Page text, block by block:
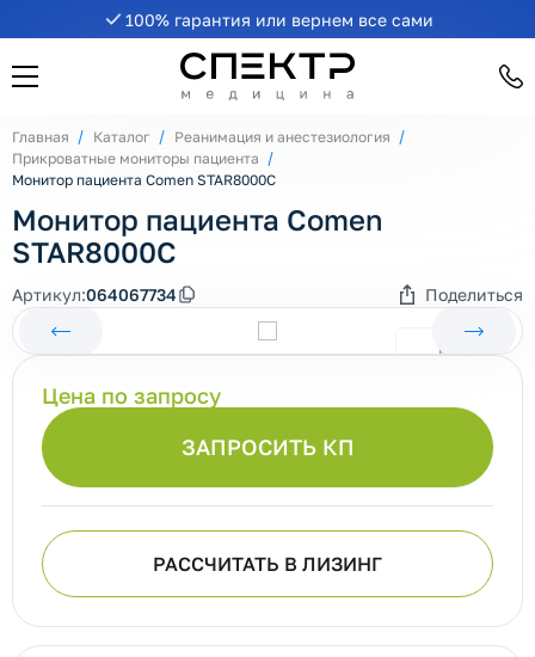
100% гарантия или вернем все сами
Главная Каталог
Реанимация и анестезиология
Прикроватные мониторы пациента
Монитор пациента Comen STAR8000C
Монитор пациента Comen
STAR8000C
Артикул:064067734 Поделиться
ЗАПРОСИТЬ КП
Цена по запросу
РАССЧИТАТЬ В ЛИЗИНГ